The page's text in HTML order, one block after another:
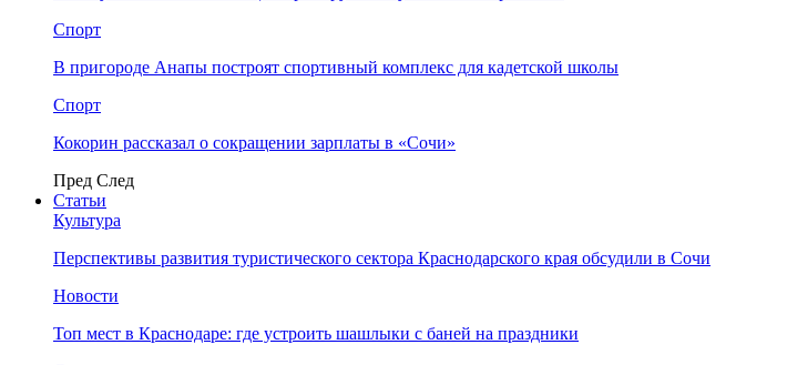
Спорт
В пригороде Анапы построят спортивный комплекс для кадетской школы
Спорт
Кокорин рассказал о сокращении зарплаты в «Сочи»
Пред След
Статьи
Культура
Перспективы развития туристического сектора Краснодарского края обсудили в Сочи
Новости
Топ мест в Краснодаре: где устроить шашлыки с баней на праздники